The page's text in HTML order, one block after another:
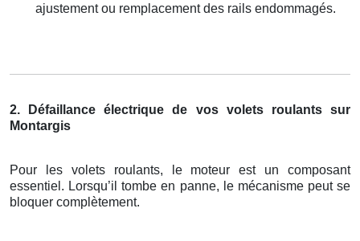
ajustement ou remplacement des rails endommagés.
2. Défaillance électrique de vos volets roulants sur
Montargis
Pour les volets roulants, le moteur est un composant
essentiel. Lorsqu’il tombe en panne, le mécanisme peut se
bloquer complètement.